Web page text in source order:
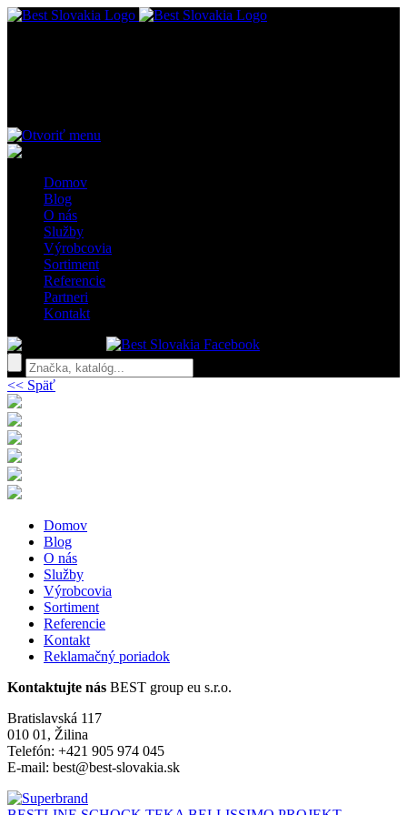
Domov
Blog
O nás
Služby
Výrobcovia
Sortiment
Referencie
Partneri
Kontakt
<< Späť
Domov
Blog
O nás
Služby
Výrobcovia
Sortiment
Referencie
Kontakt
Reklamačný poriadok
Kontaktujte nás BEST group eu s.r.o.
Bratislavská 117
010 01, Žilina
Telefón: +421 905 974 045
E-mail: best@best-slovakia.sk